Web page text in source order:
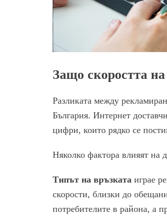
Защо скоростта
Разликата между
България. Интернет
цифри, които рядко се
Няколко фактора влияят на
Типът на връзката играе
скорости, близки до
потребителите в района, а